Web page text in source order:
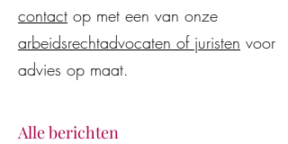
contact op met een van onze
arbeidsrechtadvocaten of juristen voor
advies op maat.
Alle berichten